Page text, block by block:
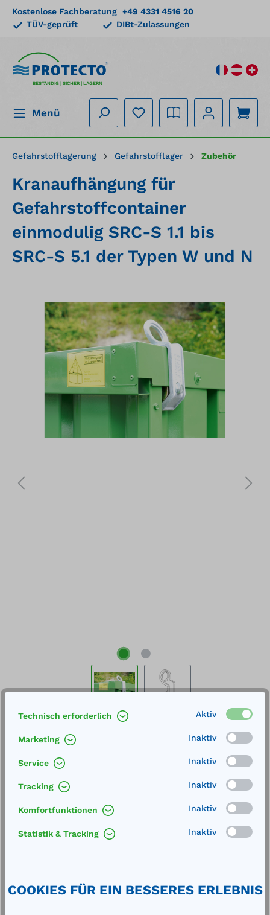
springen
Kostenlose Fachberatung +49 4331 4516 20
TÜV-geprüft
DIBt-Zulassungen
BESTÄNDIG | SICHER | LAGERN
Menü
Gefahrstofflagerung Gefahrstofflager Zubehör
Kranaufhängung für
Gefahrstoffcontainer
einmodulig SRC-S 1.1 bis
SRC-S 5.1 der Typen W und N
Bildergalerie überspringen
115,00 €* (7.26% gespart)
Lieferung frei Haus
Lieferzeit 13-14 Wochen
Produkt Anzahl: Gib denIn den Warenkorb
Artikel-Nummer:23486
Technisch erforderlich Aktiv
Marketing Inaktiv
Service Inaktiv
Tracking Inaktiv
Komfortfunktionen Inaktiv
Statistik & Tracking Inaktiv
COOKIES FÜR EIN BESSERES ERLEBNIS